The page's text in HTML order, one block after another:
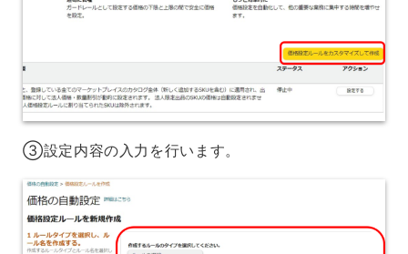
③設定内容の入力を行います。